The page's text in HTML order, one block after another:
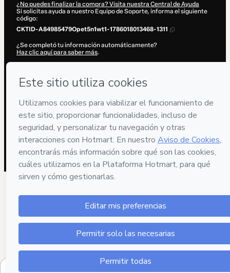
¿No puedes finalizar la compra? Visita nuestra Central de Ayuda
Si solicitas ayuda a nuestro Equipo de Soporte, informa el siguiente
código:
CKTID-A84985479Opet5n1wt1-1786018013468-1311
¿Se completó tu información automáticamente?
Haz clic aquí para saber más.
y no tiene responsabilidad por el contenido y/o control sobre él; (ii)
acepto los Términos de Uso de Hotmart,Políticas de Privacidad
acompañado por un tutor legal.
Más información sobre tu compraaquí.
Hotmart ©2026 - Todos los derechos reservados
2026-08-06T12:06:55.845Z